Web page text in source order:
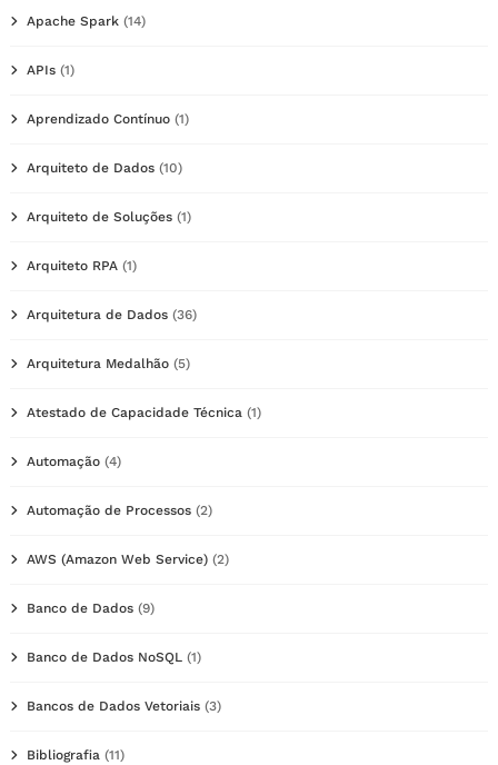
Apache Spark (14)
APIs (1)
Aprendizado Contínuo (1)
Arquiteto de Dados (10)
Arquiteto de Soluções (1)
Arquiteto RPA (1)
Arquitetura de Dados (36)
Arquitetura Medalhão (5)
Atestado de Capacidade Técnica (1)
Automação (4)
Automação de Processos (2)
AWS (Amazon Web Service) (2)
Banco de Dados (9)
Banco de Dados NoSQL (1)
Bancos de Dados Vetoriais (3)
Bibliografia (11)